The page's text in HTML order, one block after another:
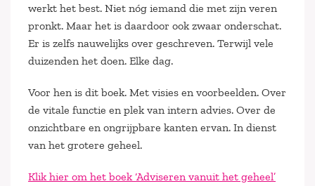
werkt het best. Niet nóg iemand die met zijn veren
pronkt. Maar het is daardoor ook zwaar onderschat.
Er is zelfs nauwelijks over geschreven. Terwijl vele
duizenden het doen. Elke dag.
Voor hen is dit boek. Met visies en voorbeelden. Over
de vitale functie en plek van intern advies. Over de
onzichtbare en ongrijpbare kanten ervan. In dienst
van het grotere geheel.
Klik hier om het boek ‘Adviseren vanuit het geheel’